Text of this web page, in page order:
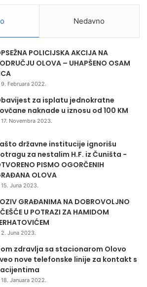
Nedavno
POLICIJSKA AKCIJA NA
OLOVA – UHAPŠENO OSAM
9. Februara 2022.
za isplatu jednokratne
naknade u iznosu od 100 KM
17. Novembra 2023.
državne institucije ignorišu
za nestalim H.F. iz Čuništa -
PISMO OGORČENIH
OLOVA
15. Juna 2023.
GRAĐANIMA NA DOBROVOLJNO
U POTRAZI ZA HAMIDOM
2. Juna 2023.
zdravlja sa stacionarom Olovo
nove telefonske linije za kontakt s
18. Januara 2022.